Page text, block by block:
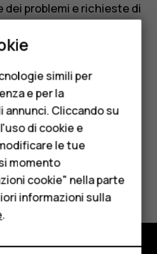
dei problemi e richieste di
simili per
e per la
Cliccando su
di cookie e
le tue
momento
cookie" nella parte
informazioni sulla
.